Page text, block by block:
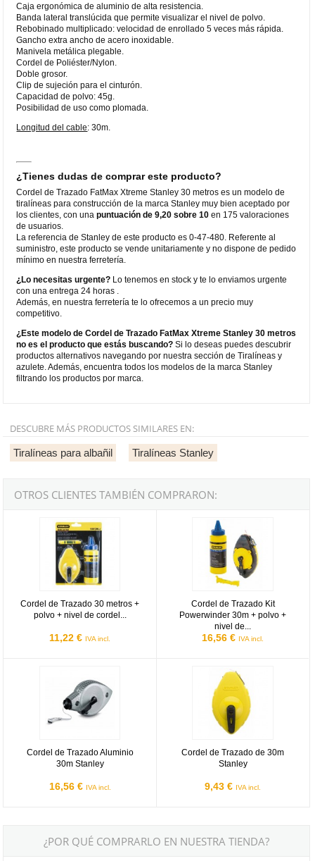
Caja ergonómica de aluminio de alta resistencia.
Banda lateral translúcida que permite visualizar el nivel de polvo.
Rebobinado multiplicado: velocidad de enrollado 5 veces más rápida.
Gancho extra ancho de acero inoxidable.
Manivela metálica plegable.
Cordel de Poliéster/Nylon.
Doble grosor.
Clip de sujeción para el cinturón.
Capacidad de polvo: 45g.
Posibilidad de uso como plomada.
Longitud del cable: 30m.
¿Tienes dudas de comprar este producto?
Cordel de Trazado FatMax Xtreme Stanley 30 metros es un modelo de
tiralíneas para construcción de la marca Stanley muy bien aceptado por
los clientes, con unapuntuación de 9,20 sobre 10 en 175 valoraciones
de usuarios.
La referencia de Stanley de este producto es 0-47-480. Referente al
suministro, este producto se vende unitariamente y no dispone de pedido
mínimo en nuestra ferretería.
¿Lo necesitas urgente? Lo tenemos en stock y te lo enviamos urgente
con una entrega 24 horas .
Además, en nuestra ferretería te lo ofrecemos a un precio muy
competitivo.
¿Este modelo de Cordel de Trazado FatMax Xtreme Stanley 30 metros
no es el producto que estás buscando? Si lo deseas puedes descubrir
productos alternativos navegando por nuestra sección de Tiralíneas y
azulete. Además, encuentra todos los modelos de la marca Stanley
filtrando los productos por marca.
DESCUBRE MÁS PRODUCTOS SIMILARES EN:
Tiralíneas para albañil Tiralíneas Stanley
OTROS CLIENTES TAMBIÉN COMPRARON:
Cordel de Trazado 30 metros +
polvo + nivel de cordel...
11,22 € IVA incl.
Cordel de Trazado 30 metros + polvo + nivel de cordel Stanley
Cordel de Trazado Kit
Powerwinder 30m + polvo +
nivel de...
16,56 € IVA incl.
Cordel de Trazado Kit
Cordel de Trazado Aluminio
30m Stanley
16,56 € IVA incl.
Cordel de Trazado de 30m
Stanley
9,43 € IVA incl.
¿POR QUÉ COMPRARLO EN NUESTRA TIENDA?